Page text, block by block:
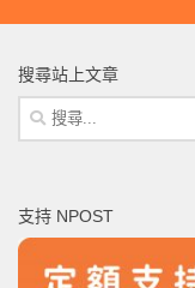
搜尋站上文章
搜
尋
字:
支持 NPOST